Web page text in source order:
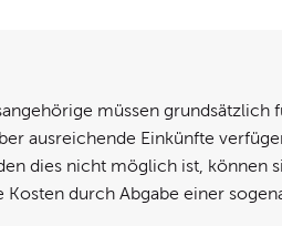
müssen grundsätzlich
ausreichende Einkünfte
dies nicht möglich ist, können
Kosten durch Abgabe einer